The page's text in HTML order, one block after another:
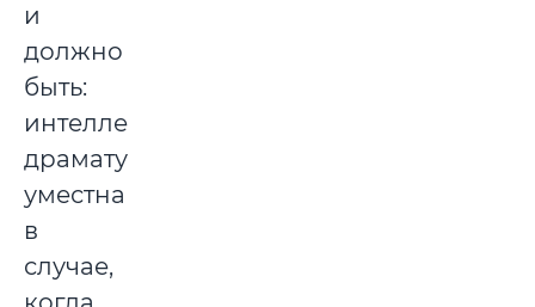
и
должно
быть:
интеллектуальная
драматургия
уместна
в
случае,